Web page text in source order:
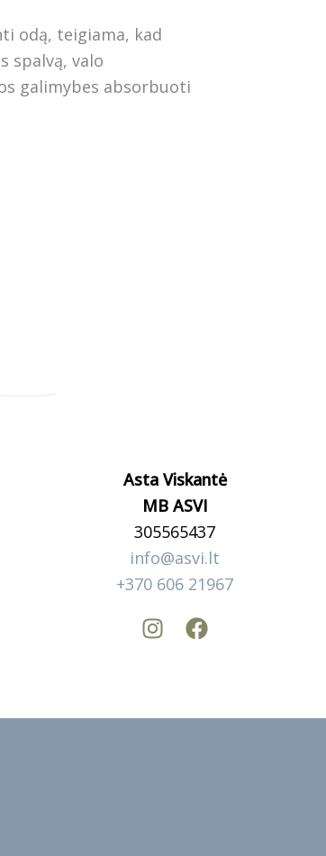
odą, teigiama, kad
spalvą, valo
galimybes absorbuoti
Asta Viskantė
MB ASVI
305565437
info@asvi.lt
+370 606 21967